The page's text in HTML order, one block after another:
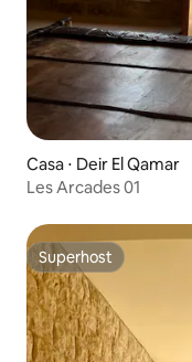
Casa ⋅ Deir El Qamar
Les Arcades 01
Superhost
Superhost